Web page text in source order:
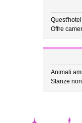
Offre
Animali
Stanze